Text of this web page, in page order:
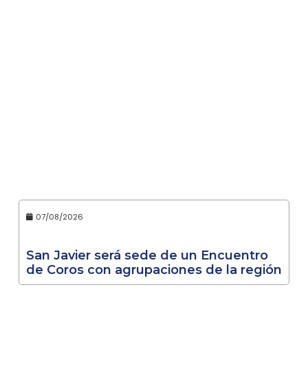
07/08/2026
San Javier será sede de un Encuentro
de Coros con agrupaciones de la región